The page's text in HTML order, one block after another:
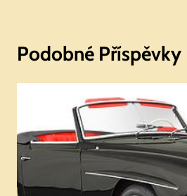
Podobné Příspěvky